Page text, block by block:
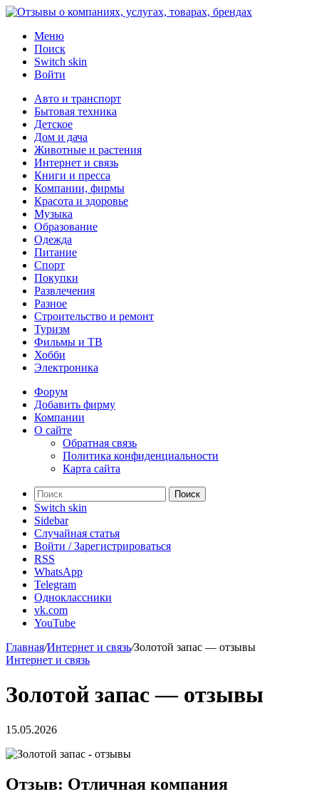
Меню
Поиск
Switch skin
Войти
Авто и транспорт
Бытовая техника
Детское
Дом и дача
Животные и растения
Интернет и связь
Книги и пресса
Компании, фирмы
Красота и здоровье
Музыка
Образование
Одежда
Питание
Спорт
Покупки
Развлечения
Разное
Строительство и ремонт
Туризм
Фильмы и ТВ
Хобби
Электроника
Форум
Добавить фирму
Компании
О сайте
Обратная связь
Политика конфиденциальности
Карта сайта
Поиск
Switch skin
Sidebar
Случайная статья
Войти / Зарегистрироваться
RSS
WhatsApp
Telegram
Одноклассники
vk.com
YouTube
Главная/Интернет и связь/Золотой запас — отзывы
Интернет и связь
Золотой запас — отзывы
15.05.2026
Отзыв: Отличная компания